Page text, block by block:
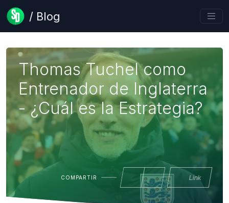
/ Blog
Thomas Tuchel como
Entrenador de Inglaterra
- ¿Cuál es la Estrategia?
COMPARTIR Link